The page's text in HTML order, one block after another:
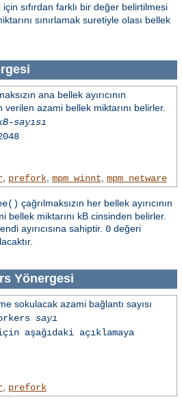
için sıfırdan farklı bir değer belirtilmesi
sınırlamak suretiyle olası bellek
ana bellek ayırıcının
verilen azami bellek miktarını belirler.
sayısı
, prefork, mpm_winnt mpm_netware
çağrılmaksızın her bellek ayırıcının
bellek miktarını kB cinsinden belirler.
ayırıcısına sahiptir. 0 değeri
Yönergesi
sokulacak azami bağlantı sayısı
sayı
aşağıdaki açıklamaya
, prefork